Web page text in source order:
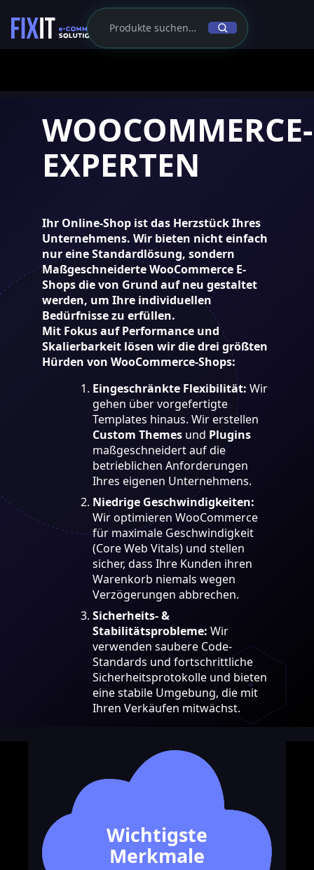
WOOCOMMERCE-
EXPERTEN
Ihr Online-Shop ist das Herzstück Ihres
Unternehmens. Wir bieten nicht einfach
nur eine Standardlösung, sondern
Maßgeschneiderte WooCommerce E-
Shopsdie von Grund auf neu gestaltet
werden, um Ihre individuellen
Bedürfnisse zu erfüllen.
Mit Fokus auf Performance und
Skalierbarkeit lösen wir die drei größten
Hürden von WooCommerce-Shops:
Eingeschränkte Flexibilität: Wir
gehen über vorgefertigte
Templates hinaus. Wir erstellen
Custom Themes und Plugins
maßgeschneidert auf die
betrieblichen Anforderungen
Ihres eigenen Unternehmens.
Niedrige Geschwindigkeiten:
Wir optimieren WooCommerce
für maximale Geschwindigkeit
(Core Web Vitals) und stellen
sicher, dass Ihre Kunden ihren
Warenkorb niemals wegen
Verzögerungen abbrechen.
Sicherheits- &
Stabilitätsprobleme: Wir
verwenden saubere Code-
Standards und fortschrittliche
Sicherheitsprotokolle und bieten
eine stabile Umgebung, die mit
Ihren Verkäufen mitwächst.
Wichtigste
Merkmale